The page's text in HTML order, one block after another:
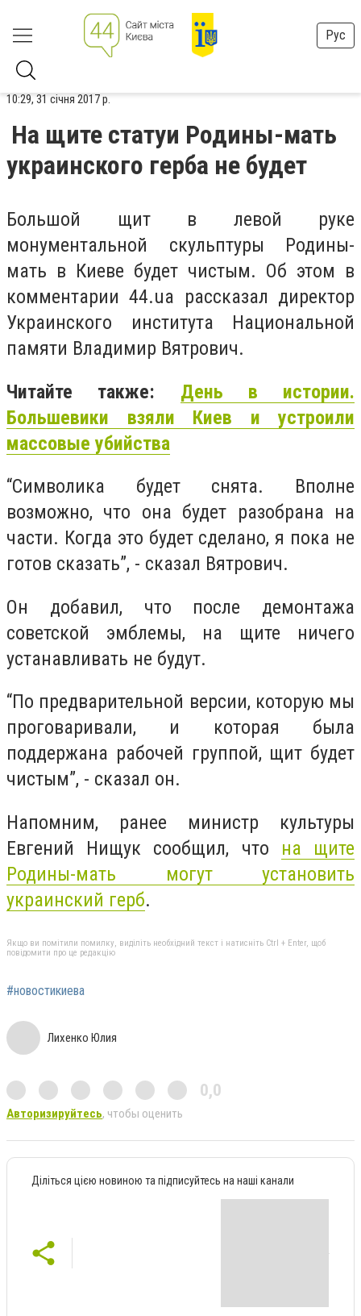
Рус
10:29, 31 січня 2017 р.
На щите статуи Родины-мать
украинского герба не будет
Большой щит в левой руке
монументальной скульптуры Родины-
мать в Киеве будет чистым. Об этом в
комментарии 44.ua рассказал директор
Украинского института Национальной
памяти Владимир Вятрович.
Читайте также: День в истории.
Большевики взяли Киев и устроили
массовые убийства
“Символика будет снята. Вполне
возможно, что она будет разобрана на
части. Когда это будет сделано, я пока не
готов сказать”, - сказал Вятрович.
Он добавил, что после демонтажа
советской эмблемы, на щите ничего
устанавливать не будут.
“По предварительной версии, которую мы
проговаривали, и которая была
поддержана рабочей группой, щит будет
чистым”, - сказал он.
Напомним, ранее министр культуры
Евгений Нищук сообщил, что на щите
Родины-мать могут установить
украинский герб.
Якщо ви помітили помилку, виділіть необхідний текст і натисніть Ctrl + Enter, щоб
повідомити про це редакцію
#новостикиева
Лихенко Юлия
0,0
Авторизируйтесь, чтобы оценить
Діліться цією новиною та підписуйтесь на наші канали